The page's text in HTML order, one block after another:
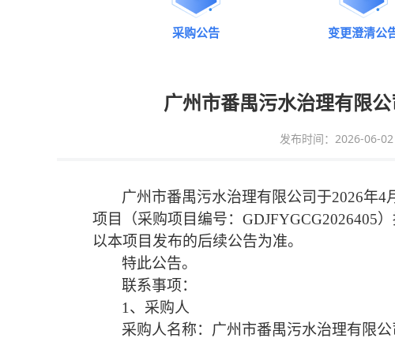
采购公告 变更澄清公
广州市番禺污水治理有限
发布时间：2026-06-
广州市番禺污水治理有限公司于2026年4
项 目 （采购项目编号： GDJFYGCG2026405
以本项目发布的后续公告为准。
特此公告。
联系事项：
1、采购人
采购人名称：广州市番禺污水治理有限公